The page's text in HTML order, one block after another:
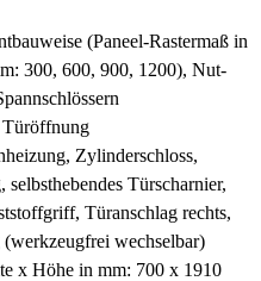
(Paneel-Rastermaß in
300, 600, 900, 1200), Nut-
Zylinderschloss,
Türscharnier,
Türanschlag rechts,
wechselbar)
x Höhe in mm: 700 x 1910